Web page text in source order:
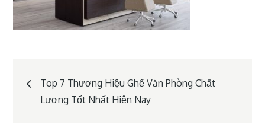
Post
navigation
Top 7 Thương Hiệu Ghế Văn Phòng Chất
Lượng Tốt Nhất Hiện Nay